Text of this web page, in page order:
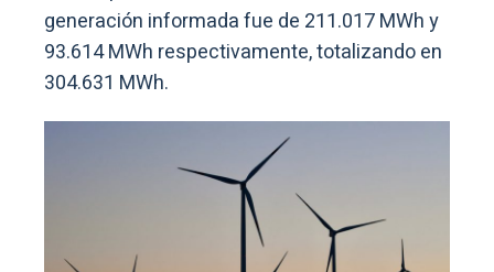
generación informada fue de 211.017 MWh y
93.614 MWh respectivamente, totalizando en
304.631 MWh.